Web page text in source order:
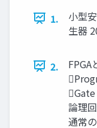
1.
小型
生器
2.
論理
通常